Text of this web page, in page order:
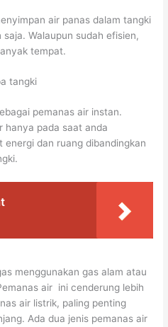
air panas dalam tangki
Walaupun sudah efisien,
tempat.
tangki
pemanas air instan.
hanya pada saat anda
energi dan ruang dibandingkan
menggunakan gas alam atau
air ini cenderung lebih
air listrik, paling penting
Ada dua jenis pemanas air